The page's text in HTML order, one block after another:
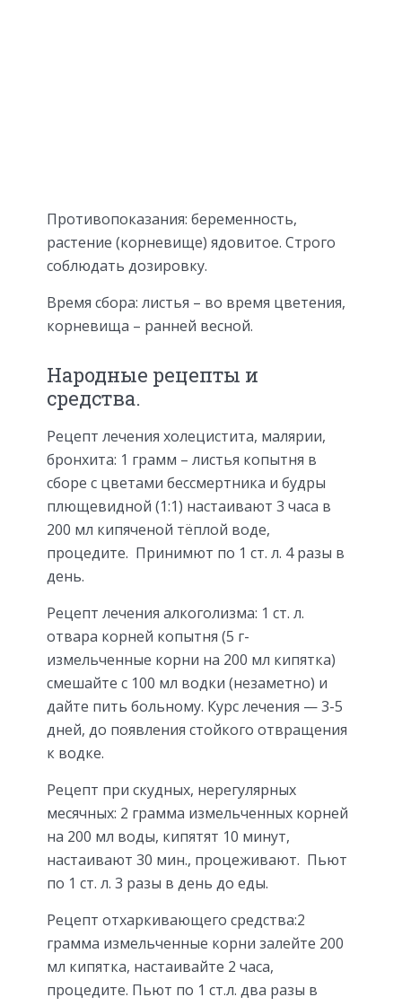
Противопоказания: беременность,
растение (корневище) ядовитое. Строго
соблюдать дозировку.
Время сбора: листья – во время цветения,
корневища – ранней весной.
Народные рецепты и
средства.
Рецепт лечения холецистита, малярии,
бронхита: 1 грамм – листья копытня в
сборе с цветами бессмертника и будры
плющевидной (1:1) настаивают 3 часа в
200 мл кипяченой тёплой воде,
процедите. Принимют по 1 ст. л. 4 разы в
день.
Рецепт лечения алкоголизма: 1 ст. л.
отвара корней копытня (5 г-
измельченные корни на 200 мл кипятка)
смешайте с 100 мл водки (незаметно) и
дайте пить больному. Курс лечения — 3-5
дней, до появления стойкого отвращения
к водке.
Рецепт при скудных, нерегулярных
месячных: 2 грамма измельченных корней
на 200 мл воды, кипятят 10 минут,
настаивают 30 мин., процеживают. Пьют
по 1 ст. л. 3 разы в день до еды.
Рецепт отхаркивающего средства:2
грамма измельченные корни залейте 200
мл кипятка, настаивайте 2 часа,
процедите. Пьют по 1 ст.л. два разы в